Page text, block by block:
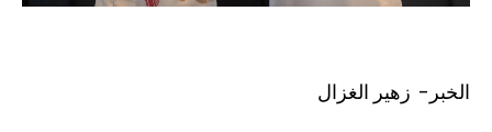
الخبر- زهير الغزال